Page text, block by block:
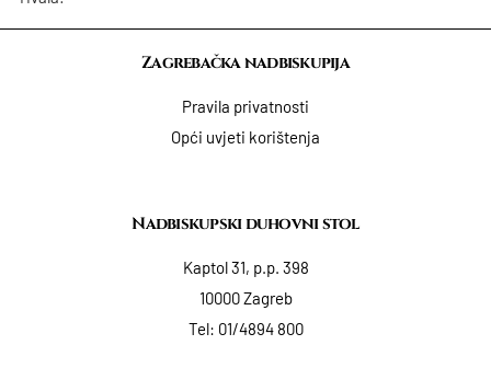
Zagrebačka nadbiskupija
Pravila privatnosti
Opći uvjeti korištenja
Nadbiskupski duhovni stol
Kaptol 31, p.p. 398
10000 Zagreb
Tel: 01/4894 800